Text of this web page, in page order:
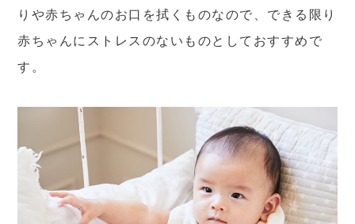
りや赤ちゃんのお口を拭くものなので、できる限り
赤ちゃんにストレスのないものとしておすすめで
す。